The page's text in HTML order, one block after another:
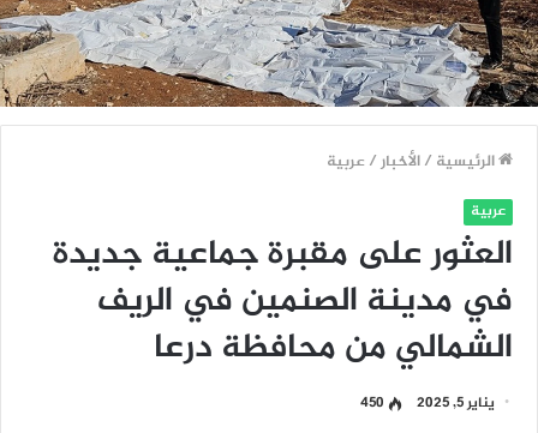
الرئيسية /الأخبار/عربية
عربية
العثور على مقبرة جماعية جديدة
في مدينة الصنمين في الريف
الشمالي من محافظة درعا
يناير 5, 2025 450